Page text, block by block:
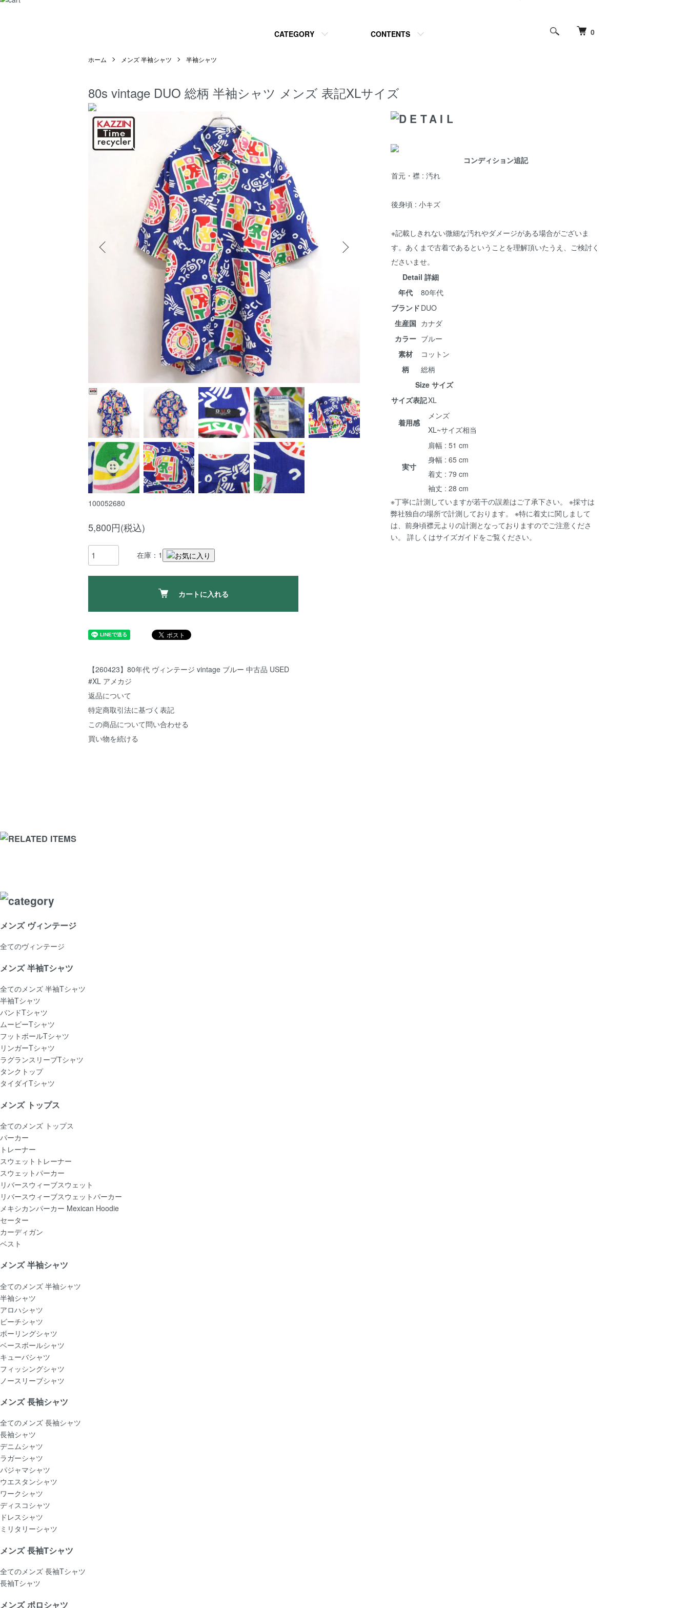
0
CATEGORY CONTENTS
ホーム メンズ 半袖シャツ 半袖シャツ
80s vintage DUO 総柄 半袖シャツ メンズ 表記XLサイズ
100052680
5,800円(税込)
在庫：1
カートに入れる
【260423】80年代 ヴィンテージ vintage ブルー 中古品 USED
#XL アメカジ
返品について
特定商取引法に基づく表記
この商品について問い合わせる
買い物を続ける
コンディション追記
首元・襟 : 汚れ
後身頃 : 小キズ
※記載しきれない微細な汚れやダメージがある場合がございま
す。あくまで古着であるということを理解頂いたうえ、ご検討く
ださいませ。
Detail 詳細
年代
80年代
ブランド DUO
生産国 カナダ
カラー ブルー
素材
コットン
柄
総柄
Size サイズ
サイズ表記XL
着用感
メンズ
XL~サイズ相当
実寸
肩幅 : 51 cm
身幅 : 65 cm
着丈 : 79 cm
袖丈 : 28 cm
※丁寧に計測していますが若干の誤差はご了承下さい。 ※採寸は
弊社独自の場所で計測しております。 ※特に着丈に関しまして
は、前身頃襟元よりの計測となっておりますのでご注意くださ
い。 詳しくはサイズガイドをご覧ください。
メンズ ヴィンテージ
全てのヴィンテージ
メンズ 半袖Tシャツ
全てのメンズ 半袖Tシャツ
半袖Tシャツ
バンドTシャツ
ムービーTシャツ
フットボールTシャツ
リンガーTシャツ
ラグランスリーブTシャツ
タンクトップ
タイダイTシャツ
メンズ トップス
全てのメンズ トップス
パーカー
トレーナー
スウェットトレーナー
スウェットパーカー
リバースウィーブスウェット
リバースウィーブスウェットパーカー
メキシカンパーカー Mexican Hoodie
セーター
カーディガン
ベスト
メンズ 半袖シャツ
全てのメンズ 半袖シャツ
半袖シャツ
アロハシャツ
ビーチシャツ
ボーリングシャツ
ベースボールシャツ
キューバシャツ
フィッシングシャツ
ノースリーブシャツ
メンズ 長袖シャツ
全てのメンズ 長袖シャツ
長袖シャツ
デニムシャツ
ラガーシャツ
パジャマシャツ
ウエスタンシャツ
ワークシャツ
ディスコシャツ
ドレスシャツ
ミリタリーシャツ
メンズ 長袖Tシャツ
全てのメンズ 長袖Tシャツ
長袖Tシャツ
メンズ ポロシャツ